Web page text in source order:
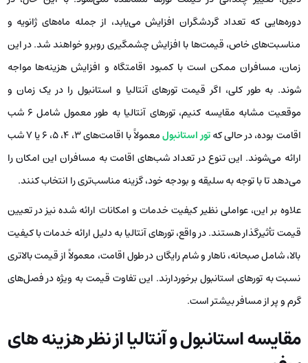
از سوی دیگر، استانبول در اکثر فصل‌های سال مملو از گردشگر است و به هیمن
دوره‌هایی که تعداد گردشگران افزایش می‌یابد، از جمله ماه‌های ژانویه و
مناسبت‌های خاص، قیمت‌ها با افزایش چشمگیری روبرو خواهند شد. در این
زمان، مسافران ممکن است با کمبود اقامتگاه و افزایش هزینه‌ها مواجه
شوند. به طور کلی، اگر قیمت تورهای آنتالیا و استانبول را در یک زمان و
اقامت بوده، در حالی کهتور استانبول
معمولاً با اقامت‌های 3، 4، 5، 6 یا 7 شب
ارائه می‌شوند. این تنوع در تعداد شب‌های اقامت به مسافران این امکان را